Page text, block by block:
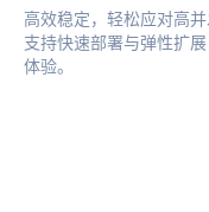
高效稳定，轻松应对高
支持快速部署与弹性扩
体验。